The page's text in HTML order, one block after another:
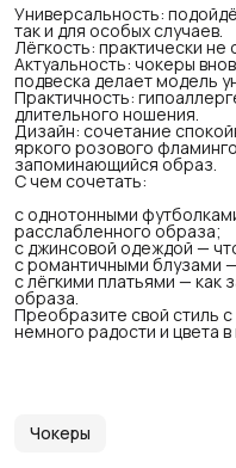
Универсальность:
так и для особых случаев.
Лёгкость: практически
Актуальность: чокеры
подвеска делает модель
Практичность:
длительного ношения.
Дизайн: сочетание
яркого розового
запоминающийся образ.
С чем сочетать:
с однотонными
расслабленного образа;
с джинсовой одеждой —
с романтичными блузами
с лёгкими платьями —
образа.
Преобразите свой стиль
немного радости и цвета
Чокеры